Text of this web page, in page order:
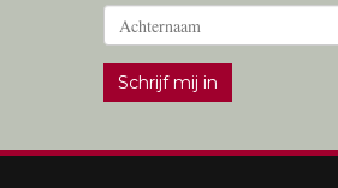
Schrijf mij in